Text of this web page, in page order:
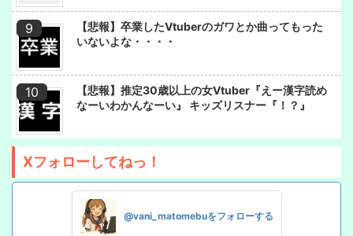
【悲報】卒業したVtuberのガワとか曲ってもった
いないよな・・・・
【悲報】推定30歳以上の女Vtuber『えー漢字読め
なーいわかんなーい』 キッズリスナー『！？』
Xフォローしてねっ！
@vani_matomebuをフォローする